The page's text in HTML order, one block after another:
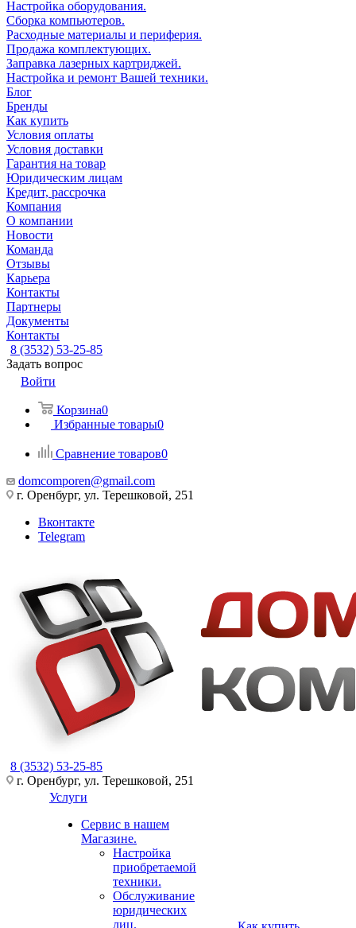
Настройка оборудования.
Сборка компьютеров.
Расходные материалы и периферия.
Продажа комплектующих.
Заправка лазерных картриджей.
Настройка и ремонт Вашей техники.
Блог
Бренды
Как купить
Условия оплаты
Условия доставки
Гарантия на товар
Юридическим лицам
Кредит, рассрочка
Компания
О компании
Новости
Команда
Отзывы
Карьера
Контакты
Партнеры
Документы
Контакты
8 (3532) 53-25-85
Задать вопрос
Войти
Корзина0
Избранные товары0
Сравнение товаров0
domcomporen@gmail.com
г. Оренбург, ул. Терешковой, 251
Вконтакте
Telegram
8 (3532) 53-25-85
г. Оренбург, ул. Терешковой, 251
Услуги
Сервис в нашем
Магазине.
Настройка
приобретаемой
техники.
Обслуживание
юридических
лиц.